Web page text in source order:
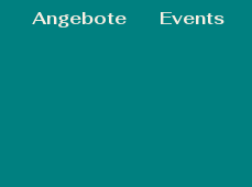
Angebote Events